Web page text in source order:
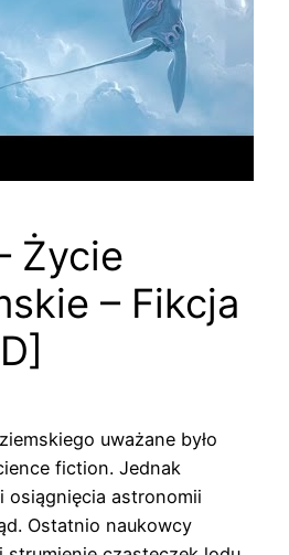
Życie
– Fikcja
uważane było
fiction. Jednak
osiągnięcia astronomii
Ostatnio naukowcy